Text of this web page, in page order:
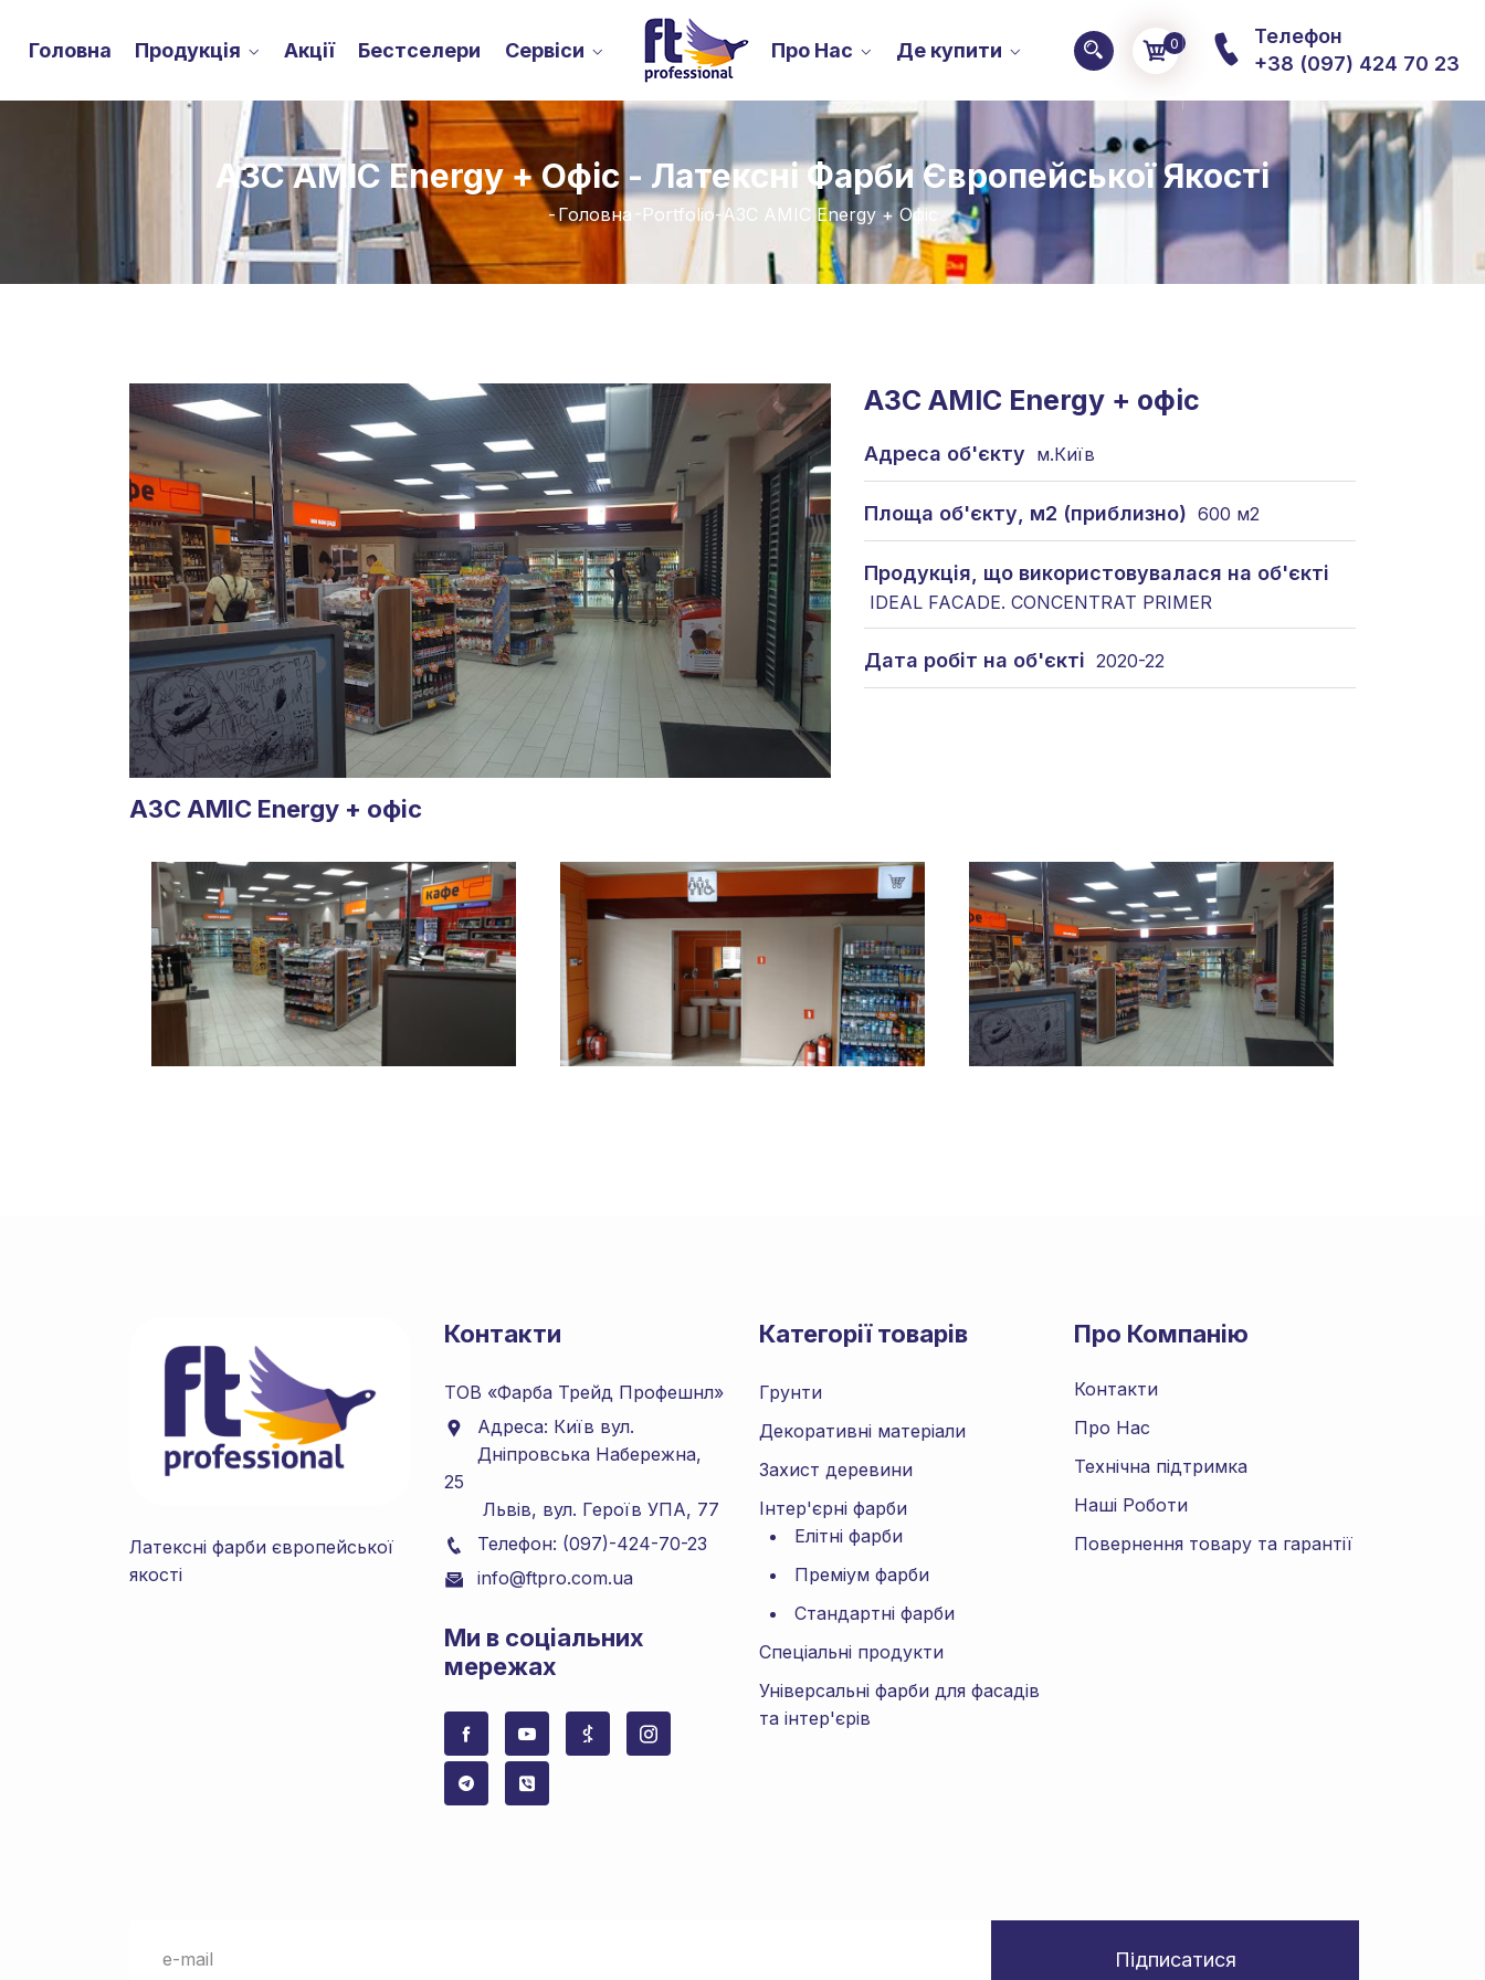
Головна Продукція Акції Бестселери Сервіси Про Нас Де купити 0
Телефон
+38 (097) 424 70 23
АЗС AMIC Energy + Офіс - Латексні Фарби Європейської Якості
-Головна -Portfolio-АЗС AMIC Energy + Офіс
АЗС AMIC Energy + офіс
Адреса об'єкту м.Київ
Площа об'єкту, м2 (приблизно) 600 м2
Продукція, що використовувалася на об'єкті
IDEAL FAСADE. CONCENTRAT PRIMER
Дата робіт на об'єкті 2020-22
АЗС AMIC Energy + офіс
Латексні фарби європейської
якості
Контакти
ТОВ «Фарба Трейд Профешнл»
Адреса: Київ вул.
Дніпровська Набережна,
25
Львів, вул. Героїв УПА, 77
Телефон: (097)-424-70-23
info@ftpro.com.ua
Mи в соціальних
мережах
Категорії товарів
Грунти
Декоративні матеріали
Захист деревини
Інтер'єрні фарби
Елітні фарби
Преміум фарби
Стандартні фарби
Спеціальні продукти
Універсальні фарби для фасадів
та інтер'єрів
Про Компанію
Контакти
Про Нас
Технічна підтримка
Наші Роботи
Повернення товару та гарантії
Підписатися